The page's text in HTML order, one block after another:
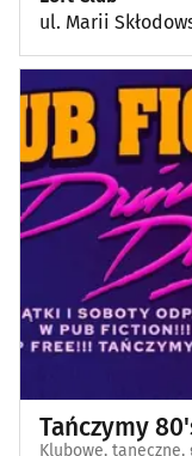
ul. Marii
Tańczymy
Klubowe,